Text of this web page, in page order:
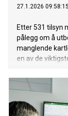
27.1.2026
Etter 531 tilsyn
pålegg om å
manglende
en av de